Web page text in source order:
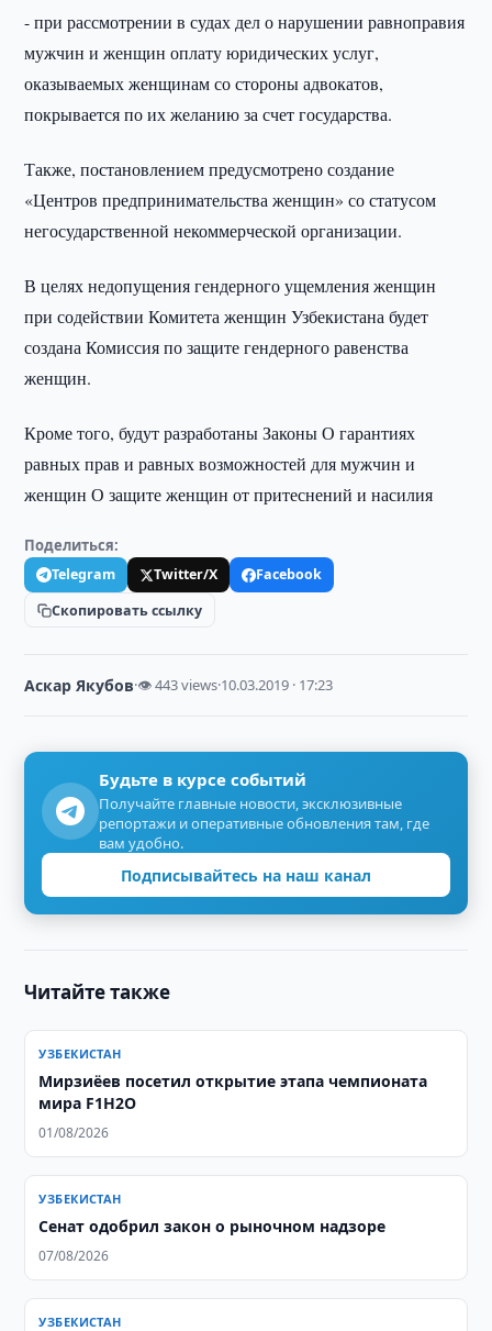
- при рассмотрении в судах дел о нарушении равноправия
мужчин и женщин оплату юридических услуг,
оказываемых женщинам со стороны адвокатов,
покрывается по их желанию за счет государства.
Также, постановлением предусмотрено создание
«Центров предпринимательства женщин» со статусом
негосударственной некоммерческой организации.
В целях недопущения гендерного ущемления женщин
при содействии Комитета женщин Узбекистана будет
создана Комиссия по защите гендерного равенства
женщин.
Кроме того, будут разработаны Законы О гарантиях
равных прав и равных возможностей для мужчин и
женщин О защите женщин от притеснений и насилия
Поделиться:
Telegram Twitter/X
Facebook
Скопировать ссылку
Аскар Якубов·👁 443 views·10.03.2019 · 17:23
Будьте в курсе событий
Получайте главные новости, эксклюзивные
репортажи и оперативные обновления там, где
вам удобно.
Подписывайтесь на наш канал
Читайте также
УЗБЕКИСТАН
Мирзиёев посетил открытие этапа чемпионата
мира F1H2O
01/08/2026
УЗБЕКИСТАН
Сенат одобрил закон о рыночном надзоре
07/08/2026
УЗБЕКИСТАН